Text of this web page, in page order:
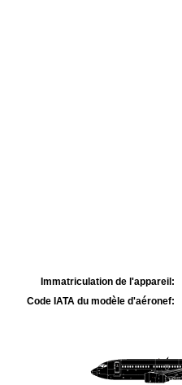
Immatriculation de l'appareil:
Code IATA du modèle d'aéronef: